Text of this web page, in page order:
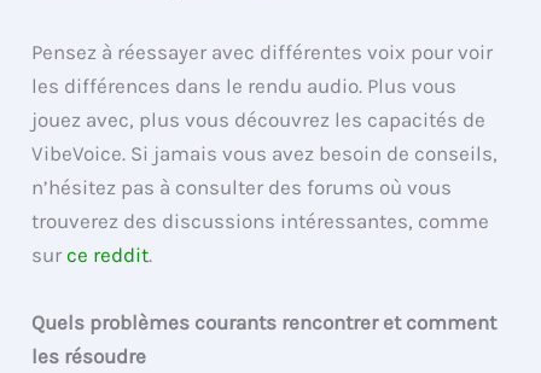
Pensez à réessayer avec différentes voix pour voir
les différences dans le rendu audio. Plus vous
jouez avec, plus vous découvrez les capacités de
VibeVoice. Si jamais vous avez besoin de conseils,
n’hésitez pas à consulter des forums où vous
trouverez des discussions intéressantes, comme
surce reddit.
Quels problèmes courants rencontrer et comment
les résoudre